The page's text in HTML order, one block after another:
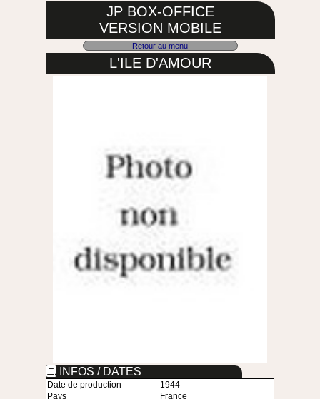
JP BOX-OFFICE
VERSION MOBILE
Retour au menu
L'ILE D'AMOUR
INFOS / DATES
Date de production
1944
Pays
France